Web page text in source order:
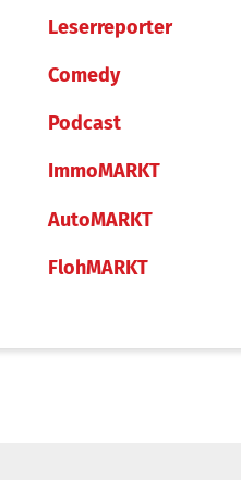
Leserreporter
Comedy
Podcast
ImmoMARKT
AutoMARKT
FlohMARKT